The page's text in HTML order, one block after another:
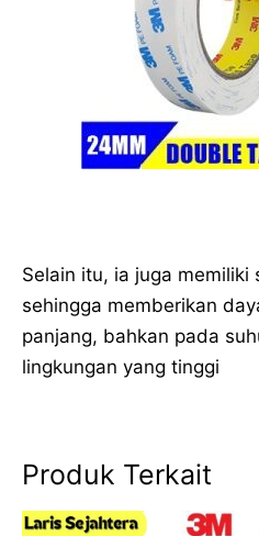
Selain itu, ia juga
sehingga memberikan
panjang, bahkan pada
lingkungan yang tinggi
Produk Terkait